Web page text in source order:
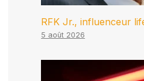
RFK Jr., influenceur
5 août 2026